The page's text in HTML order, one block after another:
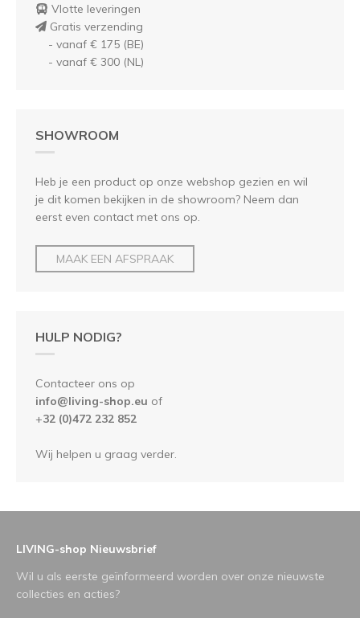
Vlotte leveringen
Gratis verzending
- vanaf € 175 (BE)
- vanaf € 300 (NL)
SHOWROOM
Heb je een product op onze webshop gezien en wil
je dit komen bekijken in de showroom? Neem dan
eerst even contact met ons op.
MAAK EEN AFSPRAAK
HULP NODIG?
Contacteer ons op
info@living-shop.eu of
+32 (0)472 232 852
Wij helpen u graag verder.
LIVING-shop Nieuwsbrief
Wil u als eerste geïnformeerd worden over onze nieuwste
collecties en acties?